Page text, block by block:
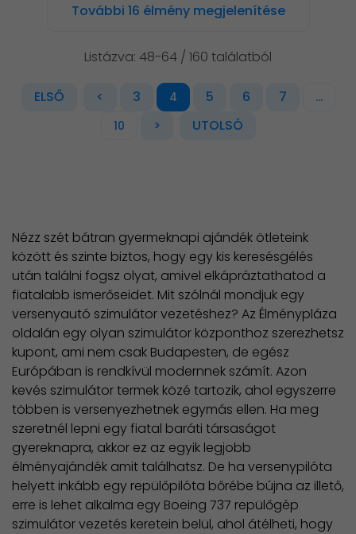
További 16 élmény megjelenítése
Listázva: 48-64 / 160 találatból
ELSŐ < 3 4 5 6 7
...
10
> UTOLSÓ
Nézz szét bátran gyermeknapi ajándék ötleteink
között és szinte biztos, hogy egy kis keresésgélés
után találni fogsz olyat, amivel elkápráztathatod a
fiatalabb ismerőseidet. Mit szólnál mondjuk egy
versenyautó szimulátor vezetéshez? Az Élménypláza
oldalán egy olyan szimulátor központhoz szerezhetsz
kupont, ami nem csak Budapesten, de egész
Európában is rendkívül modernnek számít. Azon
kevés szimulátor termek közé tartozik, ahol egyszerre
többen is versenyezhetnek egymás ellen. Ha meg
szeretnél lepni egy fiatal baráti társaságot
gyereknapra, akkor ez az egyik legjobb
élményajándék amit találhatsz. De ha versenypilóta
helyett inkább egy repülőpilóta bőrébe bújna az illető,
erre is lehet alkalma egy Boeing 737 repülőgép
szimulátor vezetés keretein belül, ahol átélheti, hogy